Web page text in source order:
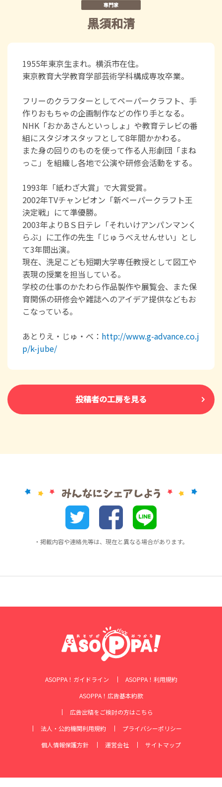
専門家
黒須和清
1955年東京生まれ。横浜市在住。
東京教育大学教育学部芸術学科構成専攻卒業。
フリーのクラフターとしてペーパークラフト、手
作りおもちゃの企画制作などの作り手となる。
NHK「おかあさんといっしょ」や教育テレビの番
組にスタジオスタッフとして8年間かかわる。
また身の回りのものを使って作る人形劇団「まね
っこ」を組織し各地で公演や研修会活動をする。
1993年「紙わざ大賞」で大賞受賞。
2002年TVチャンピオン「新ペーパークラフト王
決定戦」にて準優勝。
2003年よりBＳ日テレ「それいけアンパンマンく
らぶ」に工作の先生「じゅうべえせんせい」とし
て3年間出演。
現在、洗足こども短期大学専任教授として図工や
表現の授業を担当している。
学校の仕事のかたわら作品製作や展覧会、また保
育関係の研修会や雑誌へのアイデア提供などもお
こなっている。
あとりえ・じゅ・べ： http://www.g-advance.co.j
p/k-jube/
投稿者の工房を見る
・掲載内容や連絡先等は、現在と異なる場合があります。
ASOPPA！ガイドライン
ASOPPA！利用規約
ASOPPA！広告基本約款
広告出稿をご検討の方はこちら
法人・公的機関利用規約
プライバシーポリシー
個人情報保護方針
運営会社 サイトマップ